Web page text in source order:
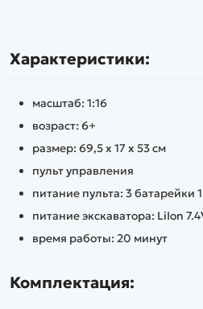
Характеристики:
масштаб: 1:16
возраст: 6+
размер: 69,5 х 17 х 53 см
пульт управления
питание пульта: 3 батарейки
питание экскаватора: LiIon
время работы: 20 минут
Комплектация: